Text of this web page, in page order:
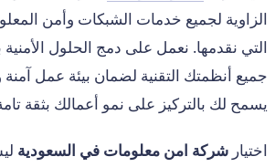
الزاوية لجميع خدمات الشبكات وأمن
التي نقدمها. نعمل على دمج الحلول
جميع أنظمتك التقنية لضمان بيئة عمل
يسمح لك بالتركيز على نمو أعمالك بثقة
اختيار شركة امن معلومات في السعودية